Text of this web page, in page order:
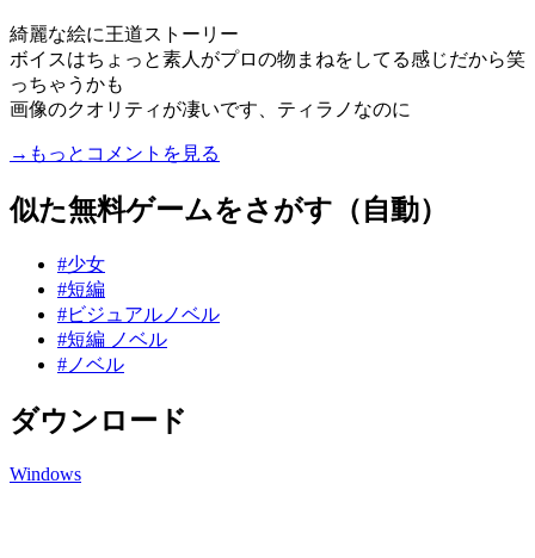
綺麗な絵に王道ストーリー
ボイスはちょっと素人がプロの物まねをしてる感じだから笑
っちゃうかも
画像のクオリティが凄いです、ティラノなのに
→もっとコメントを見る
似た無料ゲームをさがす（自動）
#少女
#短編
#ビジュアルノベル
#短編 ノベル
#ノベル
ダウンロード
Windows